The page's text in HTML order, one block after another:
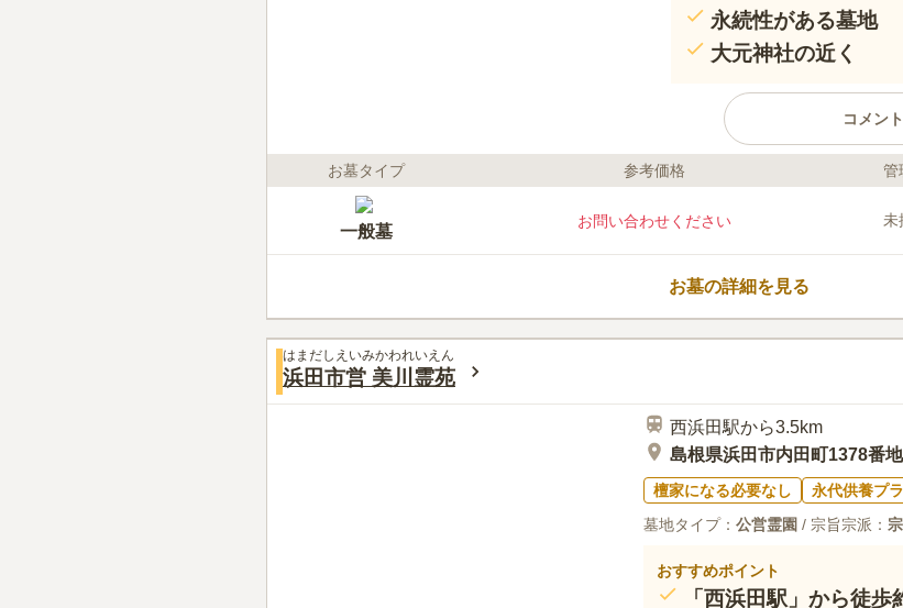
永続性がある墓地
大元神社の近く
コメン
ライフドット編集部のコメント
す。 浜田市の公営墓
宗教不問で利用する
で舗装されているの
です。 駐車場が完備
らの車でのお参りに
お墓タイプ 参考価格 管
一般墓
お問い合わせください 未
お墓の詳細を見る
はまだしえいみかわれいえん
浜田市営 美川霊苑
西浜田駅から3.5km
島根県浜田市内田町1378番
檀家になる必要なし 永代供養プ
墓地タイプ： 公営霊園 / 宗旨宗派：
おすすめポイント
「西浜田駅」から徒歩